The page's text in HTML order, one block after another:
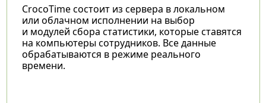
CrocoTime состоит из сервера в локальном
или облачном исполнении на выбор
и модулей сбора статистики, которые ставятся
на компьютеры сотрудников. Все данные
обрабатываются в режиме реального
времени.